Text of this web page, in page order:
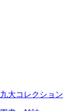
九大コレクション